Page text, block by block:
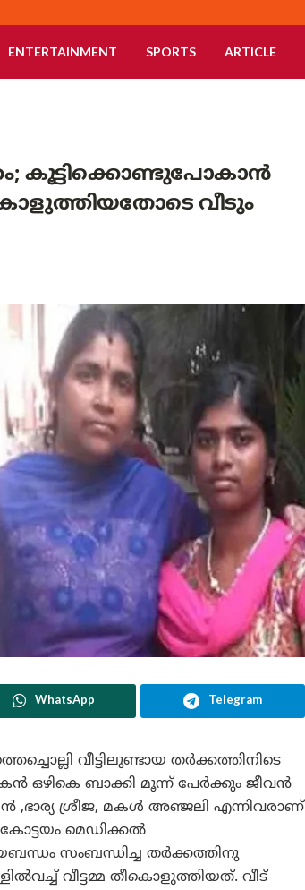
ENTERTAINMENT SPORTS ARTICLE
കൂട്ടിക്കൊണ്ടുപോകാൻ
വീടും
WhatsApp Telegram
വീട്ടിലുണ്ടായ തർക്കത്തിനിടെ
ഒഴികെ ബാക്കി മൂന്ന് പേർക്കും ജീവൻ
ശ്രീജ, മകൾ അഞ്ജലി എന്നിവരാണ്
കോട്ടയം മെഡിക്കൽ
സംബന്ധിച്ച തർക്കത്തിനു
വീട്ടമ്മ തീകൊളുത്തിയത്. വീട്